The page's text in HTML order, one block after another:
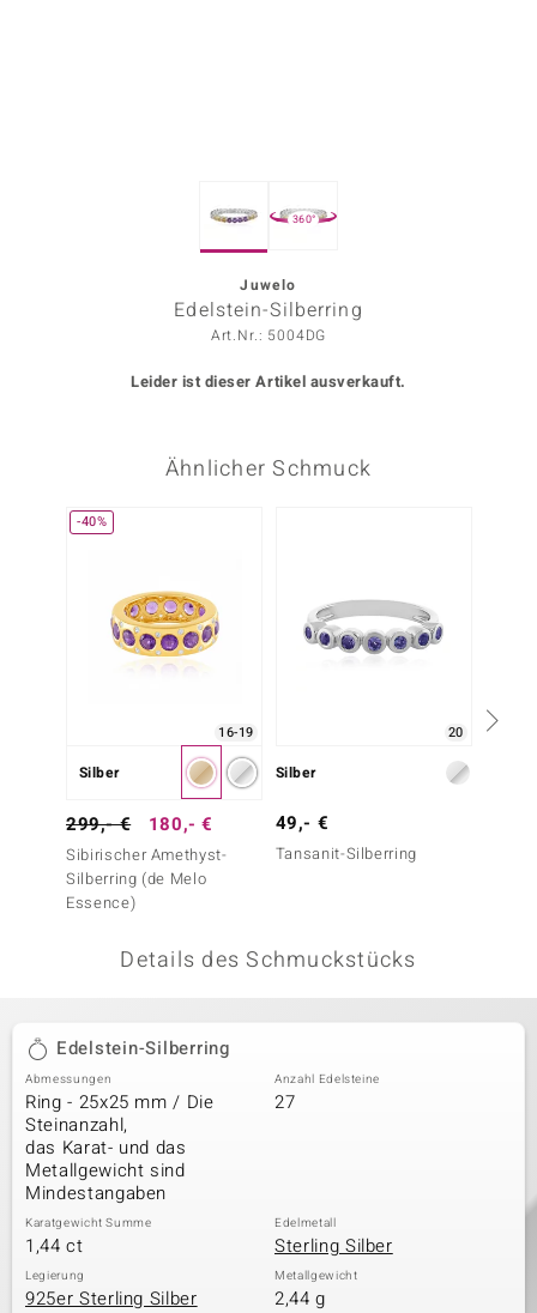
BY DE MELO
Collection
Classics
360°
Juwelo
Edelstein-Silberring
Art.Nr.: 5004DG
Leider ist dieser Artikel ausverkauft.
Ähnlicher Schmuck
-40%
16-19
Silber
299,- € 180,- €
Sibirischer Amethyst-
Silberring (de Melo
Essence)
20
Silber
49,- €
Tansanit-Silberring
Details des Schmuckstücks
Edelstein-Silberring
Abmessungen
Ring - 25x25 mm / Die
Steinanzahl,
das Karat- und das
Metallgewicht sind
Mindestangaben
Anzahl Edelsteine
27
Karatgewicht Summe
1,44 ct
Edelmetall
Sterling Silber
Legierung
925er Sterling Silber
Metallgewicht
2,44 g